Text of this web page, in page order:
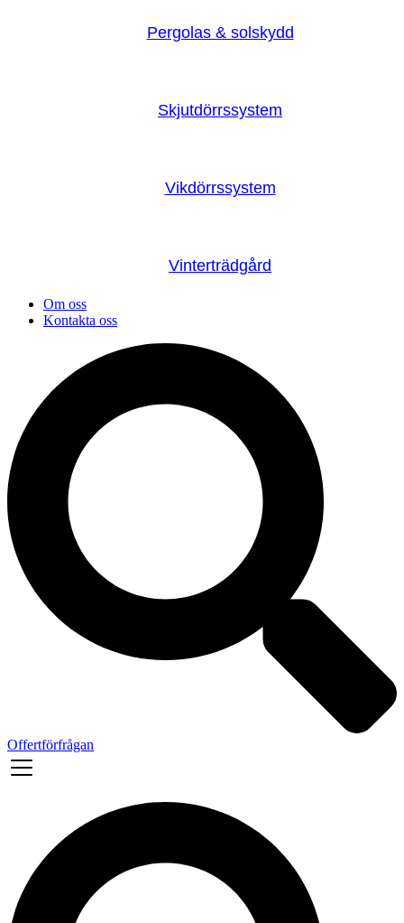
Pergolas & solskydd
Skjutdörrssystem
Vikdörrssystem
Vinterträdgård
Om oss
Kontakta oss
Offertförfrågan